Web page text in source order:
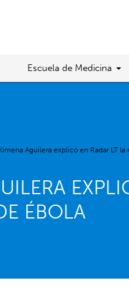
Escuela de Medicina
Aguilera explicó en Radar LT
ÉBOLA